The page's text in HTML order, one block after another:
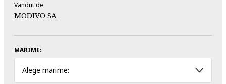
Vandut de
MODIVO SA
MARIME:
Alege marime: